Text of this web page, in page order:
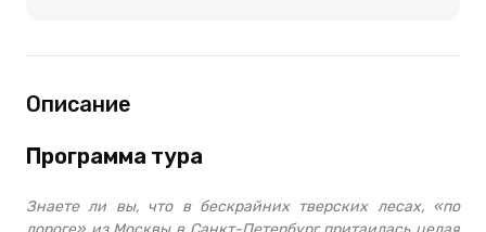
Описание
Программа тура
Знаете ли вы, что в бескрайних тверских лесах, «по